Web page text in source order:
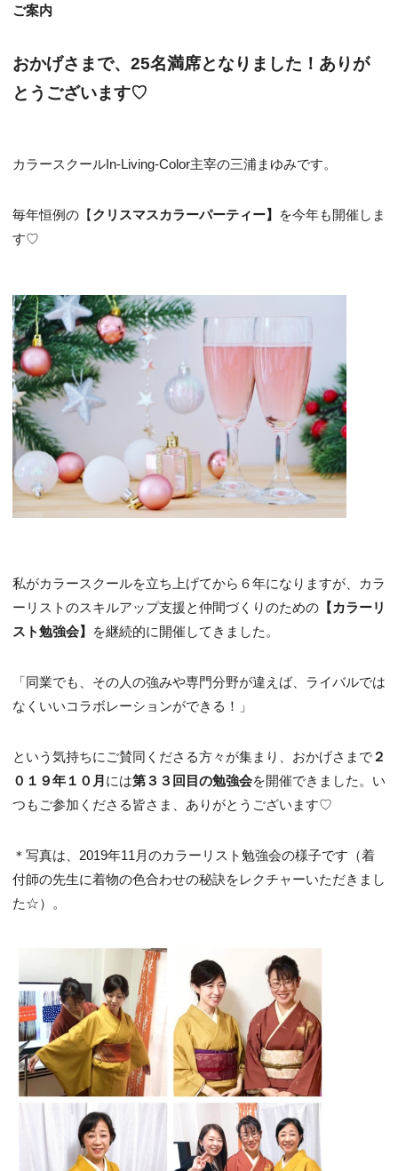
ご案内
おかげさまで、25名満席となりました！ありが
とうございます♡
カラースクールIn-Living-Color主宰の三浦まゆみです。
毎年恒例の【クリスマスカラーパーティー】
を今年も開催しま
す♡
私がカラースクールを立ち上げてから６年になりますが、カラ
ーリストのスキルアップ支援と仲間づくりのための【カラーリ
スト勉強会】
を継続的に開催してきました。
「同業でも、その人の強みや専門分野が違えば、ライバルでは
なくいいコラボレーションができる！」
という気持ちにご賛同くださる方々が集まり、おかげさまで２
０１９年１０月 には第３３回目の勉強会を開催できました。い
つもご参加くださる皆さま、ありがとうございます♡
＊写真は、2019年11月のカラーリスト勉強会の様子です（着
付師の先生に着物の色合わせの秘訣をレクチャーいただきまし
た☆）。